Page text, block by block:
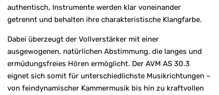
authentisch, Instrumente werden klar voneinander
getrennt und behalten ihre charakteristische Klangfarbe.
Dabei überzeugt der Vollverstärker mit einer
ausgewogenen, natürlichen Abstimmung, die langes und
ermüdungsfreies Hören ermöglicht. Der AVM AS 30.3
eignet sich somit für unterschiedlichste Musikrichtungen –
von feindynamischer Kammermusik bis hin zu kraftvollen